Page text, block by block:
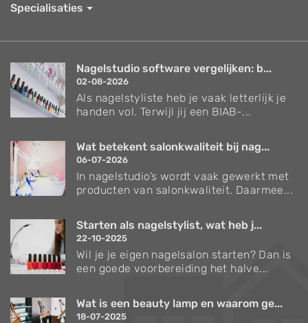
Specialisaties
Nagelstudio software vergelijken: b...
02-08-2026
Als nagelstyliste heb je vaak letterlijk je
handen vol. Terwijl jij een BIAB-...
Wat betekent salonkwaliteit bij nag...
06-07-2026
In nagelstudio’s wordt vaak gewerkt met
producten van salonkwaliteit. Daarmee...
Starten als nagelstylist, wat heb j...
22-10-2025
Wil je je eigen nagelsalon starten? Dan is
een goede voorbereiding het halve...
Wat is een beauty lamp en waarom ge...
18-07-2025